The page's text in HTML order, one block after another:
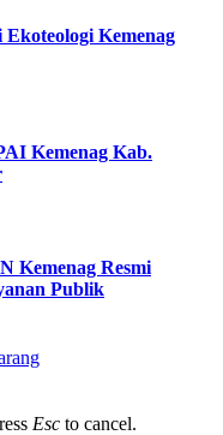
Kemenag
Kemenag Kab.
Kemenag Resmi
Publik
Esc to cancel.